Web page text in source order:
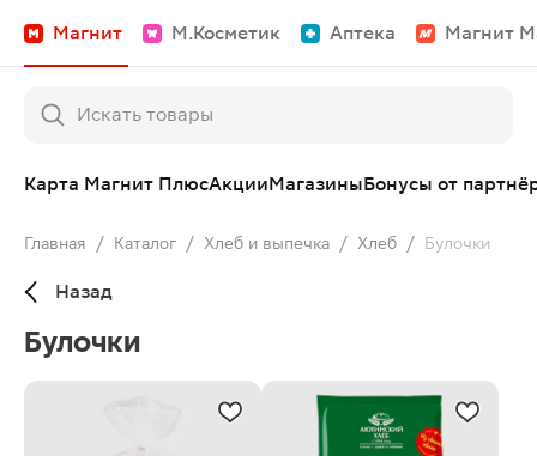
Магнит М.Косметик Аптека Магнит
Карта Магнит ПлюсАкцииМагазиныБонусы от
Главная / Каталог / Хлеб и выпечка / Хлеб / Булочки
Назад
Булочки